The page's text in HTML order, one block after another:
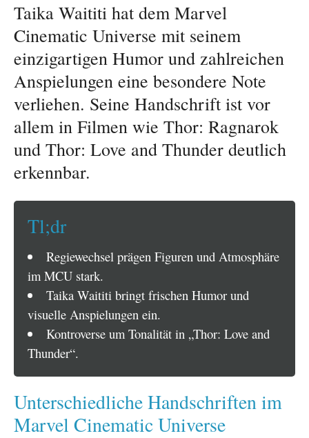
Taika Waititi hat dem Marvel
Cinematic Universe mit seinem
einzigartigen Humor und zahlreichen
Anspielungen eine besondere Note
verliehen. Seine Handschrift ist vor
allem in Filmen wie Thor: Ragnarok
und Thor: Love and Thunder deutlich
erkennbar.
Tl;dr
Regiewechsel prägen Figuren und Atmosphäre
im MCU stark.
Taika Waititi bringt frischen Humor und
visuelle Anspielungen ein.
Kontroverse um Tonalität in „Thor: Love and
Thunder“.
Unterschiedliche Handschriften im
Marvel Cinematic Universe